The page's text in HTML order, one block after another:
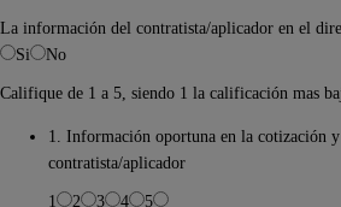
La información del contratista/aplicador en el
Si
No
Califique de 1 a 5, siendo 1 la calificación mas
1. Información oportuna en la cotización
contratista/aplicador
1
2 3 4
5